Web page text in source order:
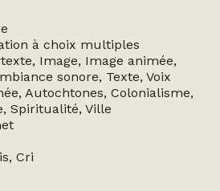
à choix multiples
Image, Image animée,
sonore, Texte, Voix
Autochtones, Colonialisme,
Spiritualité, Ville
Cri